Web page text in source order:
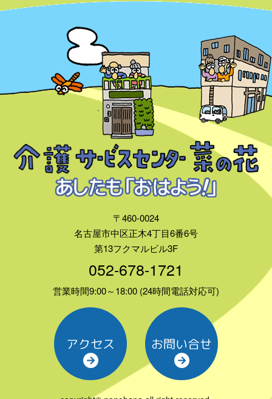
〒460-0024
名古屋市中区正木4丁目6番6号
第13フクマルビル3F
052-678-1721
営業時間9:00～18:00 (24時間電話対応可)
アクセス お問い合せ